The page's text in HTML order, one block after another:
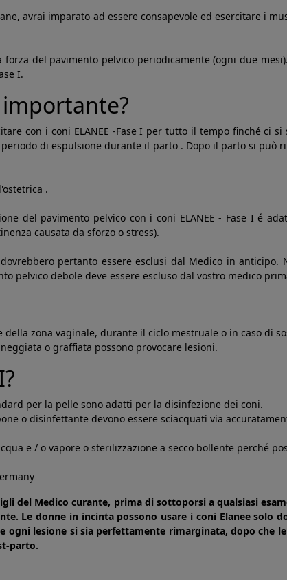
avrai imparato ad essere consapevole ed esercitare i
del pavimento pelvico periodicamente (ogni due
I.
con i coni ELANEE -Fase I per tutto il tempo finché ci
di espulsione durante il parto . Dopo il parto si può
.
del pavimento pelvico con i coni ELANEE - Fase I é
causata da sforzo o stress).
pertanto essere esclusi dal Medico in anticipo.
pelvico debole deve essere escluso dal vostro medico
della zona vaginale, durante il ciclo mestruale o in caso di
o graffiata possono provocare lesioni.
per la pelle sono adatti per la disinfezione dei coni.
o disinfettante devono essere sciacquati via
e / o vapore o sterilizzazione a secco bollente perché
del Medico curante, prima di sottoporsi a qualsiasi
Le donne in incinta possono usare i coni Elanee solo
ogni lesione si sia perfettamente rimarginata, dopo che
parto.